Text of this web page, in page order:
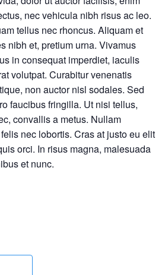
nec vehicula nibh risus ac leo.
tellus nec rhoncus. Aliquam et
nibh et, pretium urna. Vivamus
in consequat imperdiet, iaculis
volutpat. Curabitur venenatis
non auctor nisl sodales. Sed
faucibus fringilla. Ut nisi tellus,
convallis a metus. Nullam
nec lobortis. Cras at justo eu elit
orci. In risus magna, malesuada
et nunc.